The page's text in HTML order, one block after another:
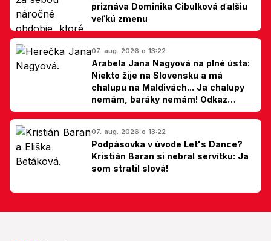
priznáva Dominika Cibulková ďalšiu
veľkú zmenu
07. aug. 2026 o 13:22
Arabela Jana Nagyová na plné ústa:
Niekto žije na Slovensku a má
chalupu na Maldivách... Ja chalupy
nemám, baráky nemám! Odkaz
Slovákom
07. aug. 2026 o 13:22
Podpásovka v úvode Let's Dance?
Kristián Baran si nebral servítku: Ja
som stratil slová!